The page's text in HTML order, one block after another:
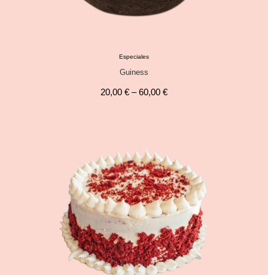
Especiales
Guiness
20,00 € –60,00 €